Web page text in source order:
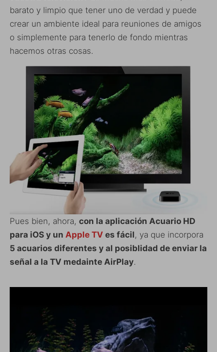
barato y limpio que tener uno de verdad y puede
crear un ambiente ideal para reuniones de amigos
o simplemente para tenerlo de fondo mientras
hacemos otras cosas.
Pues bien, ahora, con la aplicación Acuario HD
para iOS y un Apple TV es fácil, ya que incorpora
5 acuarios diferentes y al posiblidad de enviar la
señal a la TV medainte AirPlay.